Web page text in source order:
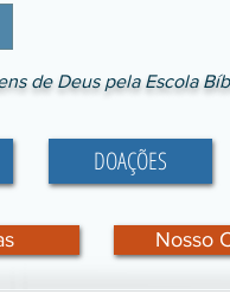
de Deus pela Escola
DOAÇÕES
Nosso